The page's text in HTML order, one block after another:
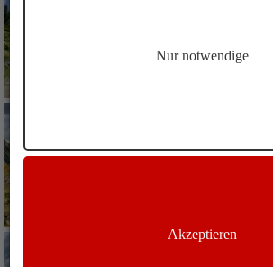
Nur notwendige
Akzeptieren